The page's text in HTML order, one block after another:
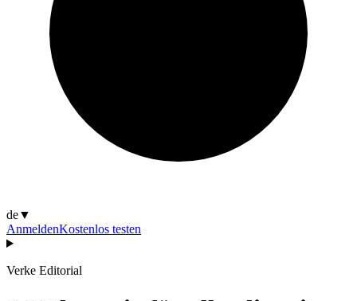
de▼
AnmeldenKostenlos testen
Verke Editorial